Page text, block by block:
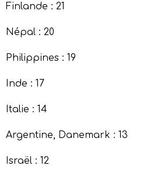
Finlande : 21
Népal : 20
Philippines : 19
Inde : 17
Italie : 14
Argentine, Danemark : 13
Israël : 12